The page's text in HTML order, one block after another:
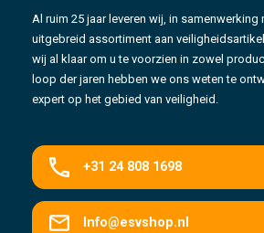
Al ruim 25 jaar leveren wij, in samenwerking
uitgebreid assortiment aan
wij al klaar om u te voorzien in zowel
loop der jaren hebben we ons weten te
expert op het gebied van veiligheid.
+31 24 808 1698
Info@esvshop.nl